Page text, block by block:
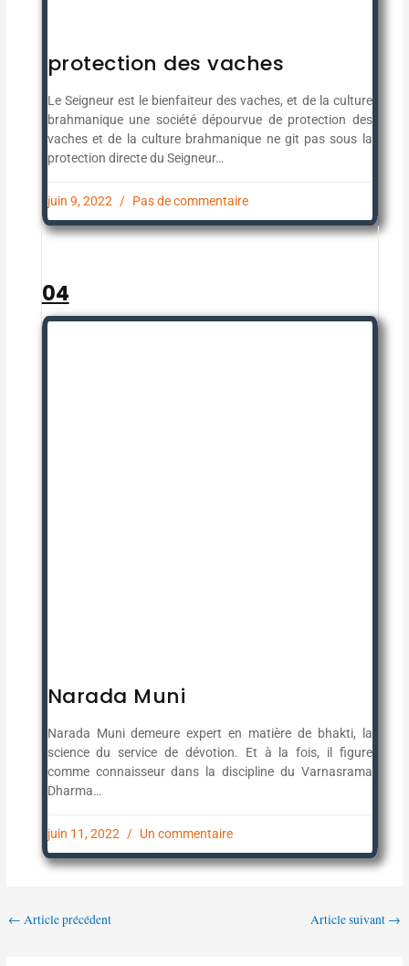
protection des vaches
Le Seigneur est le bienfaiteur des vaches, et de la culture
brahmanique une société dépourvue de protection des
vaches et de la culture brahmanique ne git pas sous la
protection directe du Seigneur…
juin 9, 2022 Pas de commentaire
04
Narada Muni
Narada Muni demeure expert en matière de bhakti, la
science du service de dévotion. Et à la fois, il figure
comme connaisseur dans la discipline du Varnasrama
Dharma…
juin 11, 2022 Un commentaire
← Article précédent Article suivant →